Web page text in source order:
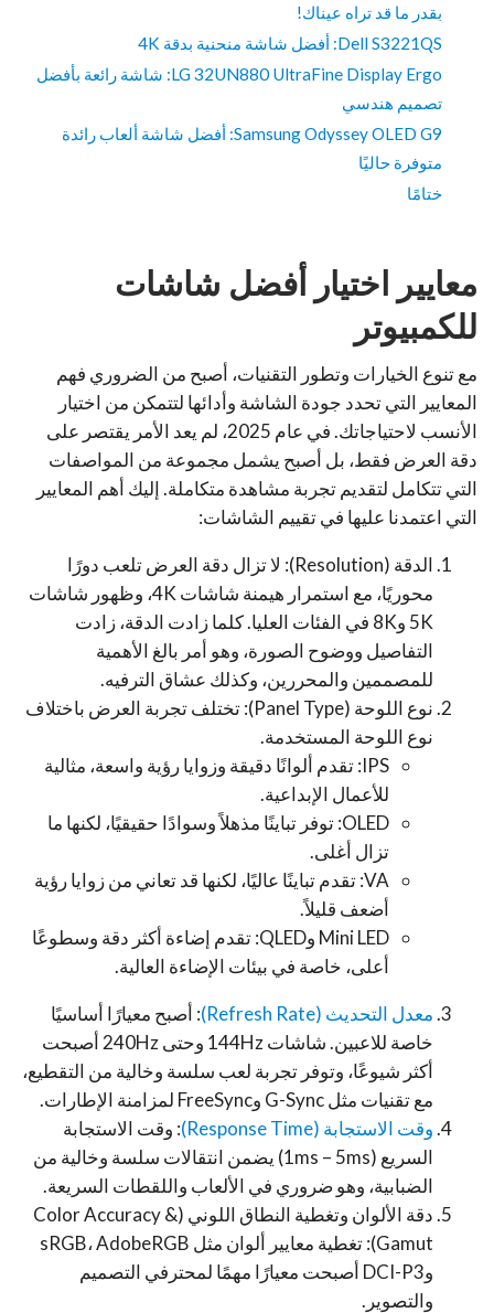
بقدر ما قد تراه عيناك!
Dell S3221QS: أفضل شاشة منحنية بدقة 4K
LG 32UN880 UltraFine Display Ergo: شاشة رائعة بأفضل
تصميم هندسي
Samsung Odyssey OLED G9: أفضل شاشة ألعاب رائدة
متوفرة حاليًا
ختامًا
معايير اختيار أفضل شاشات
للكمبيوتر
مع تنوع الخيارات وتطور التقنيات، أصبح من الضروري فهم
المعايير التي تحدد جودة الشاشة وأدائها لتتمكن من اختيار
الأنسب لاحتياجاتك. في عام 2025، لم يعد الأمر يقتصر على
دقة العرض فقط، بل أصبح يشمل مجموعة من المواصفات
التي تتكامل لتقديم تجربة مشاهدة متكاملة. إليك أهم المعايير
التي اعتمدنا عليها في تقييم الشاشات:
الدقة (Resolution): لا تزال دقة العرض تلعب دورًا
محوريًا، مع استمرار هيمنة شاشات 4K، وظهور شاشات
5K و8K في الفئات العليا. كلما زادت الدقة، زادت
التفاصيل ووضوح الصورة، وهو أمر بالغ الأهمية
للمصممين والمحررين، وكذلك عشاق الترفيه.
نوع اللوحة (Panel Type): تختلف تجربة العرض باختلاف
نوع اللوحة المستخدمة.
IPS: تقدم ألوانًا دقيقة وزوايا رؤية واسعة، مثالية
للأعمال الإبداعية.
OLED: توفر تباينًا مذهلاً وسوادًا حقيقيًا، لكنها ما
تزال أغلى.
VA: تقدم تباينًا عاليًا، لكنها قد تعاني من زوايا رؤية
أضعف قليلاً.
Mini LED وQLED: تقدم إضاءة أكثر دقة وسطوعًا
أعلى، خاصة في بيئات الإضاءة العالية.
معدل التحديث (Refresh Rate)
: أصبح معيارًا أساسيًا
خاصة للاعبين. شاشات 144Hz وحتى 240Hz أصبحت
أكثر شيوعًا، وتوفر تجربة لعب سلسة وخالية من التقطيع،
مع تقنيات مثل G-Sync وFreeSync لمزامنة الإطارات.
وقت الاستجابة (Response Time)
: وقت الاستجابة
السريع (1ms – 5ms) يضمن انتقالات سلسة وخالية من
الضبابية، وهو ضروري في الألعاب واللقطات السريعة.
دقة الألوان وتغطية النطاق اللوني (Color Accuracy &
Gamut): تغطية معايير ألوان مثل sRGB، AdobeRGB
وDCI-P3 أصبحت معيارًا مهمًا لمحترفي التصميم
والتصوير.